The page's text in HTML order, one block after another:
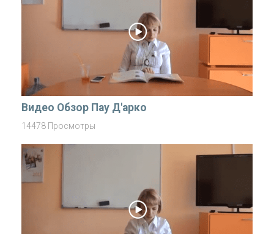
Видео Обзор Пау Д'арко
14478 Просмотры